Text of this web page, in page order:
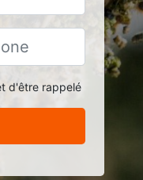
d'être rappelé